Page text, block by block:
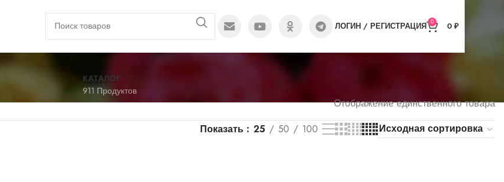
ЛОГИН / РЕГИСТРАЦИЯ 0 0 ₽
КАТАЛОГ
911 Продуктов
Отображение единственного товара
Показать 25 50 100